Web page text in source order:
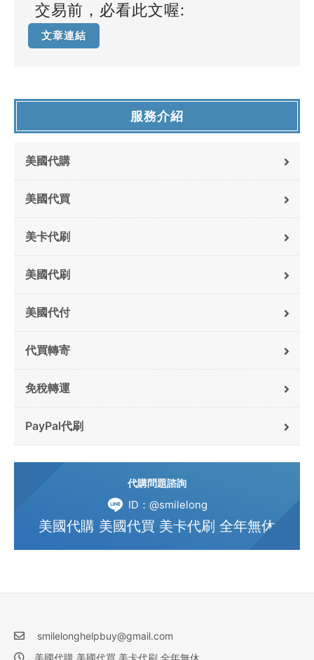
交易前，必看此文喔:
文章連結
服務介紹
美國代購
美國代買
美卡代刷
美國代刷
美國代付
代買轉寄
免稅轉運
PayPal代刷
代購問題諮詢
ID：@smilelong
美國代購 美國代買 美卡代刷 全年無休
smilelonghelpbuy@gmail.com
美國代購 美國代買 美卡代刷 全年無休